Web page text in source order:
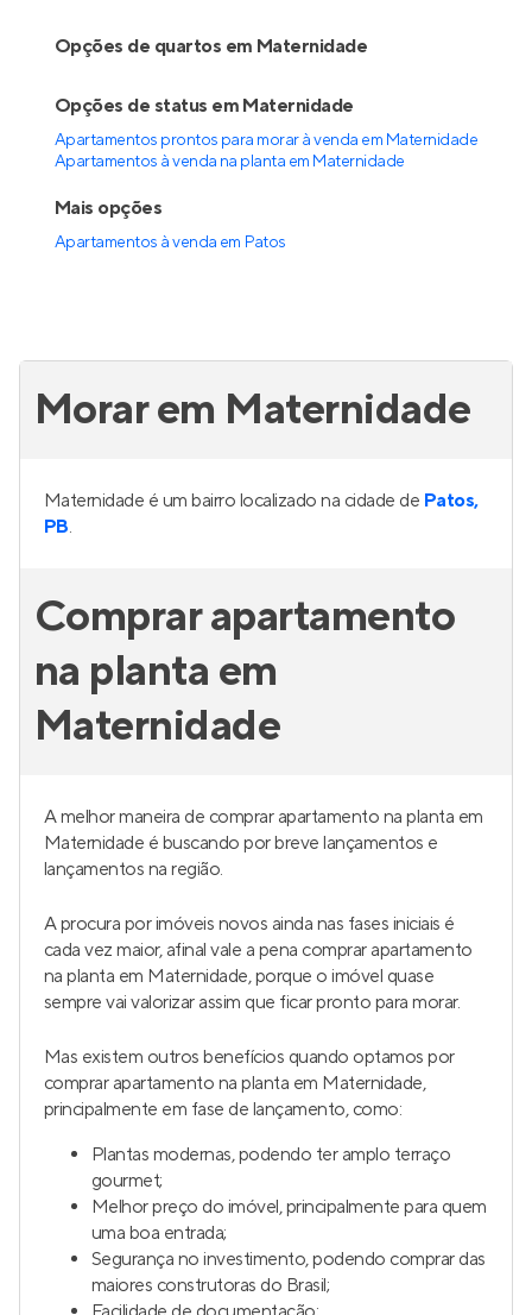
Opções de quartos em Maternidade
Opções de status em Maternidade
Apartamentos prontos para morar à venda em Maternidade
Apartamentos à venda na planta em Maternidade
Mais opções
Apartamentos à venda em Patos
Morar em Maternidade
Maternidade é um bairro localizado na cidade de Patos,
PB.
Comprar apartamento
na planta em
Maternidade
A melhor maneira de comprar apartamento na planta em
Maternidade é buscando por breve lançamentos e
lançamentos na região.
A procura por imóveis novos ainda nas fases iniciais é
cada vez maior, afinal vale a pena comprar apartamento
na planta em Maternidade, porque o imóvel quase
sempre vai valorizar assim que ficar pronto para morar.
Mas existem outros benefícios quando optamos por
comprar apartamento na planta em Maternidade,
principalmente em fase de lançamento, como:
Plantas modernas, podendo ter amplo terraço
gourmet;
Melhor preço do imóvel, principalmente para quem
uma boa entrada;
Segurança no investimento, podendo comprar das
maiores construtoras do Brasil;